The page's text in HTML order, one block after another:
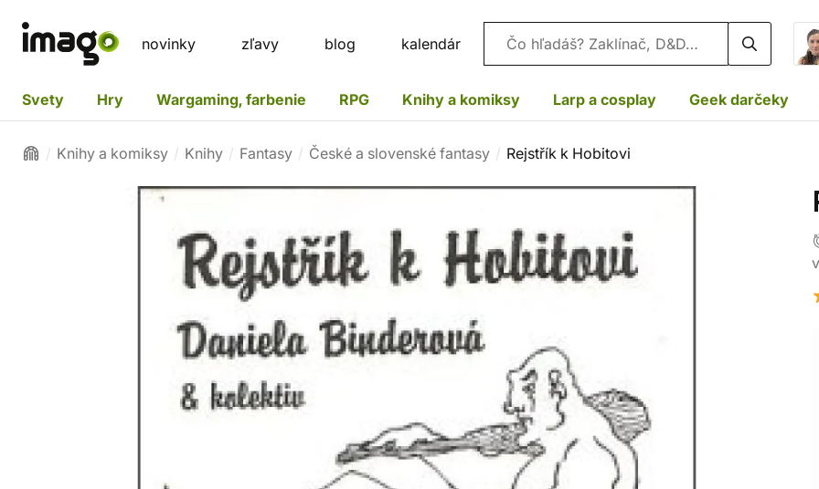
novinky zľavy blog kalendár Vyhľadávanie
Svety Hry Wargaming, farbenie RPG Knihy a komiksy Larp a cosplay Geek darčeky
Knihy a komiksy Knihy Fantasy České a slovenské fantasy Rejstřík k Hobitovi